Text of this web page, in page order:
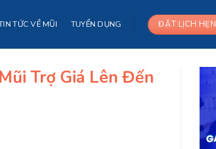
TỨC VỀ MŨI TUYỂN DỤNG ĐẶT LỊCH HẸN
Trợ Giá Lên Đến